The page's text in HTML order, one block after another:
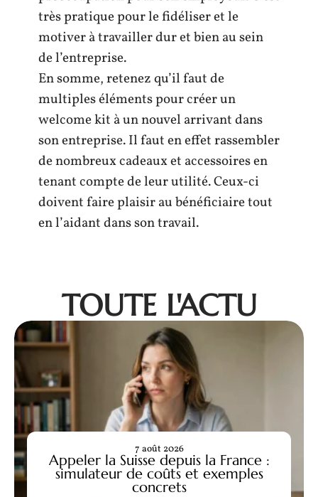
très pratique pour le fidéliser et le
motiver à travailler dur et bien au sein
de l’entreprise.
En somme, retenez qu’il faut de
multiples éléments pour créer un
welcome kit à un nouvel arrivant dans
son entreprise. Il faut en effet rassembler
de nombreux cadeaux et accessoires en
tenant compte de leur utilité. Ceux-ci
doivent faire plaisir au bénéficiaire tout
en l’aidant dans son travail.
TOUTE L'ACTU
Appeler la Suisse depuis la France :
simulateur de coûts et exemples
concrets
7 août 2026